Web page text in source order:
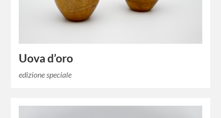
Uova d’oro
edizione speciale